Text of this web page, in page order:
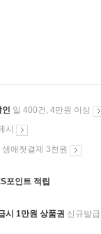
일 400건, 4만원 이상
시
생애첫결제 3천원
포인트 적립
시 1만원 상품권 신규발급